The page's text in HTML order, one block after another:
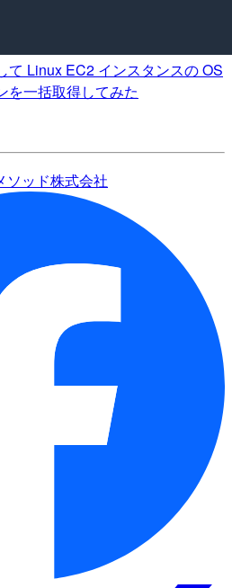
て Linux EC2 インスタンスの OS
を一括取得してみた
ソッド株式会社